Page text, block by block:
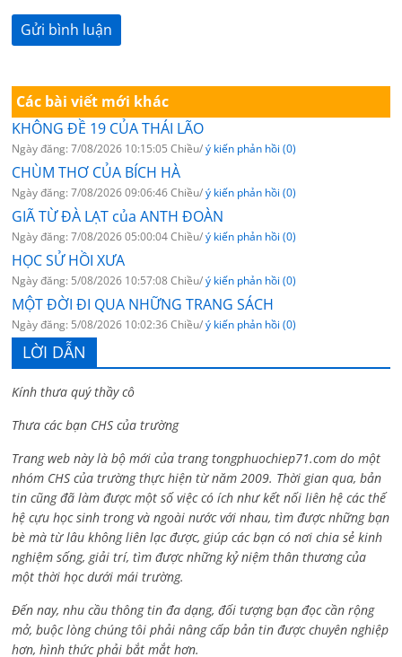
Các bài viết mới khác
KHÔNG ĐỀ 19 CỦA THÁI LÃO
Ngày đăng: 7/08/2026 10:15:05 Chiều/ý kiến phản hồi (0)
CHÙM THƠ CỦA BÍCH HÀ
Ngày đăng: 7/08/2026 09:06:46 Chiều/ý kiến phản hồi (0)
GIÃ TỪ ĐÀ LẠT của ANTH ĐOÀN
Ngày đăng: 7/08/2026 05:00:04 Chiều/ý kiến phản hồi (0)
HỌC SỬ HỒI XƯA
Ngày đăng: 5/08/2026 10:57:08 Chiều/ý kiến phản hồi (0)
MỘT ĐỜI ĐI QUA NHỮNG TRANG SÁCH
Ngày đăng: 5/08/2026 10:02:36 Chiều/ý kiến phản hồi (0)
LỜI DẪN
Kính thưa quý thầy cô
Thưa các bạn CHS của trường
Trang web này là bộ mới của trang tongphuochiep71.com do một
nhóm CHS của trường thực hiện từ năm 2009. Thời gian qua, bản
tin cũng đã làm được một số việc có ích như kết nối liên hệ các thế
hệ cựu học sinh trong và ngoài nước với nhau, tìm được những bạn
bè mà từ lâu không liên lạc được, giúp các bạn có nơi chia sẻ kinh
nghiệm sống, giải trí, tìm được những kỷ niệm thân thương của
một thời học dưới mái trường.
Đến nay, nhu cầu thông tin đa dạng, đối tượng bạn đọc cần rộng
mở, buộc lòng chúng tôi phải nâng cấp bản tin được chuyên nghiệp
hơn, hình thức phải bắt mắt hơn.